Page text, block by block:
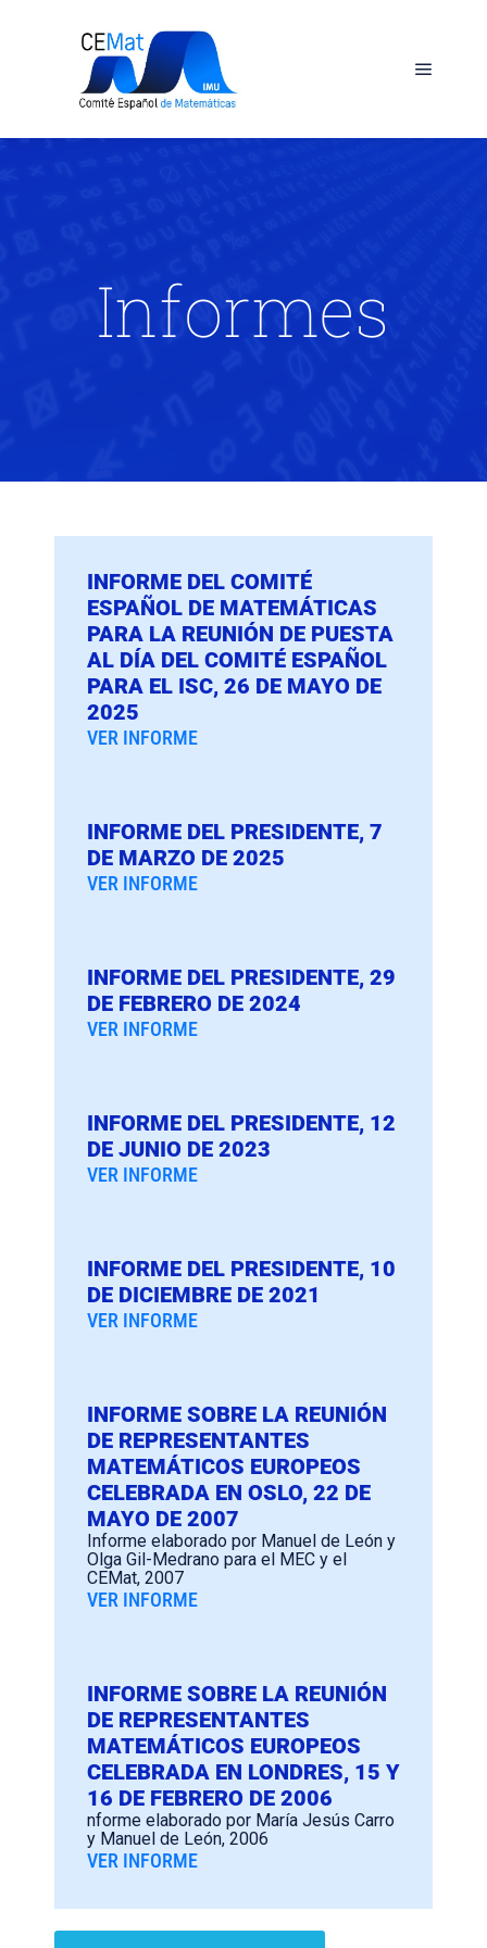
Informes
INFORME DEL COMITÉ
ESPAÑOL DE MATEMÁTICAS
PARA LA REUNIÓN DE PUESTA
AL DÍA DEL COMITÉ ESPAÑOL
PARA EL ISC, 26 DE MAYO DE
2025
VER INFORME
INFORME DEL PRESIDENTE, 7
DE MARZO DE 2025
VER INFORME
INFORME DEL PRESIDENTE, 29
DE FEBRERO DE 2024
VER INFORME
INFORME DEL PRESIDENTE, 12
DE JUNIO DE 2023
VER INFORME
INFORME DEL PRESIDENTE, 10
DE DICIEMBRE DE 2021
VER INFORME
INFORME SOBRE LA REUNIÓN
DE REPRESENTANTES
MATEMÁTICOS EUROPEOS
CELEBRADA EN OSLO, 22 DE
MAYO DE 2007
Informe elaborado por Manuel de León y
Olga Gil-Medrano para el MEC y el
CEMat, 2007
VER INFORME
INFORME SOBRE LA REUNIÓN
DE REPRESENTANTES
MATEMÁTICOS EUROPEOS
CELEBRADA EN LONDRES, 15 Y
16 DE FEBRERO DE 2006
nforme elaborado por María Jesús Carro
y Manuel de León, 2006
VER INFORME